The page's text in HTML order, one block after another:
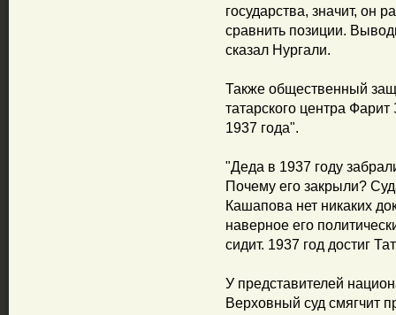
государства, значит, он
сравнить позиции.
сказал Нургали.
Также общественный
татарского центра
1937 года".
"Деда в 1937 году
Почему его закрыли?
Кашапова нет никаких
наверное его
сидит. 1937 год достиг
У представителей
Верховный суд смягчит